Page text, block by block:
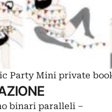
Party Mini private
binari paralleli ‒